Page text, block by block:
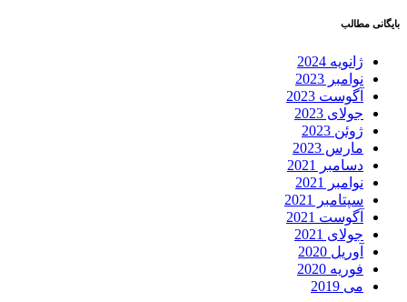
بایگانی مطالب
ژانویه 2024
نوامبر 2023
آگوست 2023
جولای 2023
ژوئن 2023
مارس 2023
دسامبر 2021
نوامبر 2021
سپتامبر 2021
آگوست 2021
جولای 2021
آوریل 2020
فوریه 2020
می 2019